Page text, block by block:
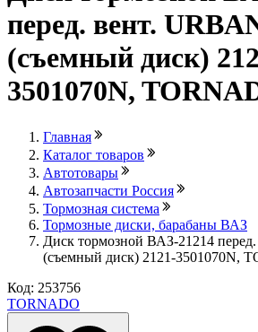
перед. вент.
(съемный диск)
3501070N,
Главная
Каталог товаров
Автотовары
Автозапчасти Россия
Тормозная система
Тормозные диски, барабаны ВАЗ
Диск тормозной ВАЗ-21214
(съемный диск) 2121-3501070N,
Код: 253756
TORNADO